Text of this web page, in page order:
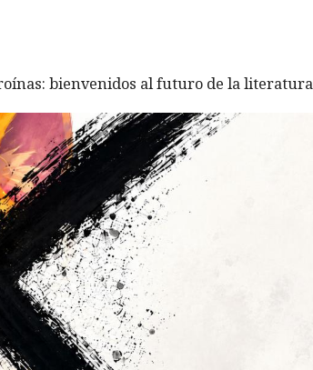
bienvenidos al futuro de la